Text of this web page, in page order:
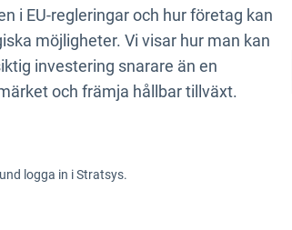
logga in i Stratsys.
i EU-regleringar och hur företag kan
möjligheter. Vi visar hur man kan
investering snarare än en
och främja hållbar tillväxt.
och erfarenheter kring hur
förhållningssätt till
Hur uppnås effektiv